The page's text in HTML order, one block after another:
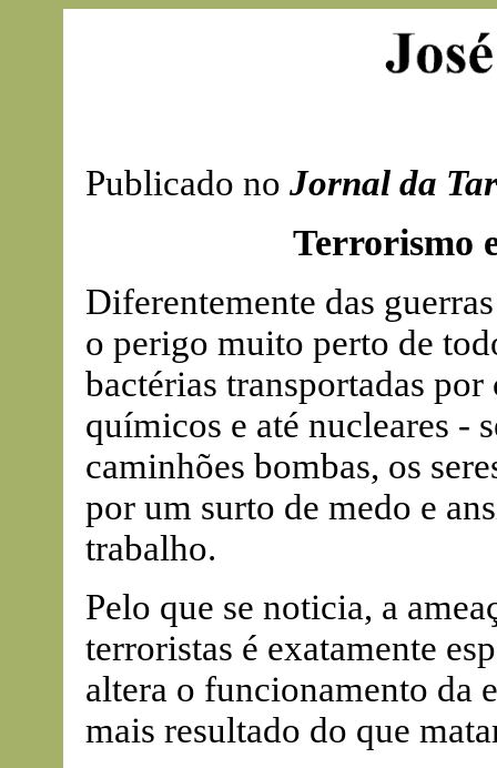
Publicado no Jornal da
Terrorismo
Diferentemente das
o perigo muito perto de
bactérias transportadas por
químicos e até nucleares -
caminhões bombas, os
por um surto de medo e
trabalho.
Pelo que se noticia, a
terroristas é exatamente
altera o funcionamento da
mais resultado do que